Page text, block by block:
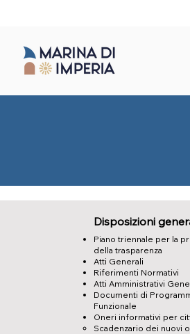
Disposizioni
Piano triennale per la
della trasparenza
Atti Generali
Riferimenti Normativi
Atti Amministrativi
Documenti di
Funzionale
Oneri informativi per
Scadenzario dei nuovi